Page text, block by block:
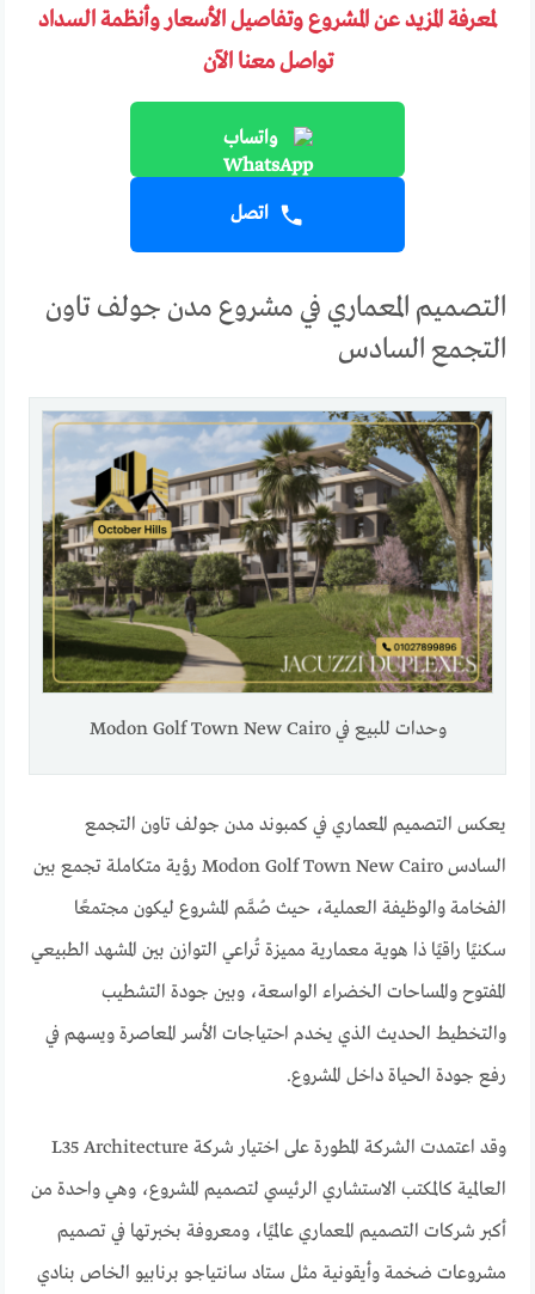
لمعرفة المزيد عن المشروع وتفاصيل الأسعار وأنظمة السداد
تواصل معنا الآن
واتساب
اتصل
التصميم المعماري في مشروع مدن جولف تاون
التجمع السادس
وحدات للبيع في Modon Golf Town New Cairo
يعكس التصميم المعماري في كمبوند مدن جولف تاون التجمع
السادس Modon Golf Town New Cairo رؤية متكاملة تجمع بين
الفخامة والوظيفة العملية، حيث صُمَّم المشروع ليكون مجتمعًا
سكنيًا راقيًا ذا هوية معمارية مميزة تُراعي التوازن بين المشهد الطبيعي
المفتوح والمساحات الخضراء الواسعة، وبين جودة التشطيب
والتخطيط الحديث الذي يخدم احتياجات الأسر المعاصرة ويسهم في
رفع جودة الحياة داخل المشروع.
وقد اعتمدت الشركة المطورة على اختيار شركة L35 Architecture
العالمية كالمكتب الاستشاري الرئيسي لتصميم المشروع، وهي واحدة من
أكبر شركات التصميم المعماري عالميًا، ومعروفة بخبرتها في تصميم
مشروعات ضخمة وأيقونية مثل ستاد سانتياجو برنابيو الخاص بنادي